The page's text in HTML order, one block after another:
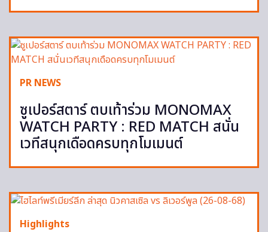
PR NEWS
ซูเปอร์สตาร์ ตบเท้าร่วม MONOMAX
WATCH PARTY : RED MATCH สนั่น
เวทีสนุกเดือดครบทุกโมเมนต์
Highlights